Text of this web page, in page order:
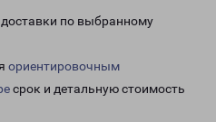
по выбранному
ориентировочным
срок и детальную стоимость